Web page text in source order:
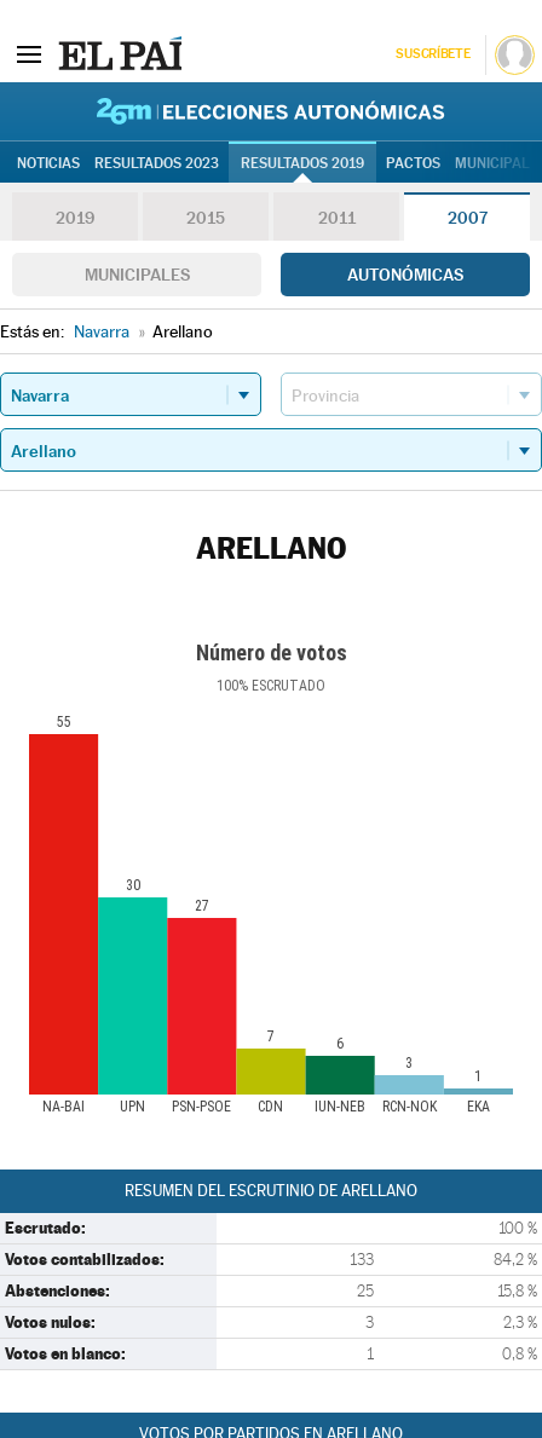
SUSCRÍBETE
NOTICIAS RESULTADOS 2023 RESULTADOS 2019 PACTOS
2019 2015 2011 2007
MUNICIPALES AUTONÓMICAS
Estás en: Navarra » Arellano
ARELLANO
Número de votos
100% ESCRUTADO
NA-BAI UPN PSN-PSOE CDN IUN-NEB RCN-NOK EKA
55
30
27
7
6
3
1
RESUMEN DEL ESCRUTINIO DE ARELLANO
Escrutado: 100 %
Votos contabilizados: 133 84,2 %
Abstenciones: 25 15,8 %
Votos nulos: 3 2,3 %
Votos en blanco: 1 0,8 %
VOTOS POR PARTIDOS EN ARELLANO